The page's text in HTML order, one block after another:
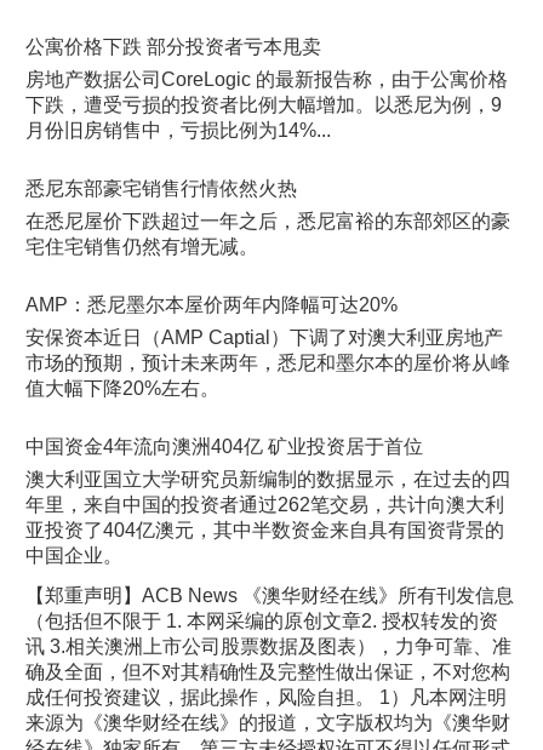
公寓价格下跌 部分投资者亏本甩卖
房地产数据公司CoreLogic 的最新报告称，由于公寓价格
下跌，遭受亏损的投资者比例大幅增加。以悉尼为例，9
月份旧房销售中，亏损比例为14%...
悉尼东部豪宅销售行情依然火热
在悉尼屋价下跌超过一年之后，悉尼富裕的东部郊区的豪
宅住宅销售仍然有增无减。
AMP：悉尼墨尔本屋价两年内降幅可达20%
安保资本近日（AMP Captial）下调了对澳大利亚房地产
市场的预期，预计未来两年，悉尼和墨尔本的屋价将从峰
值大幅下降20%左右。
中国资金4年流向澳洲404亿 矿业投资居于首位
澳大利亚国立大学研究员新编制的数据显示，在过去的四
年里，来自中国的投资者通过262笔交易，共计向澳大利
亚投资了404亿澳元，其中半数资金来自具有国资背景的
中国企业。
【郑重声明】ACB News 《澳华财经在线》所有刊发信息
（包括但不限于 1. 本网采编的原创文章2. 授权转发的资
讯 3.相关澳洲上市公司股票数据及图表），力争可靠、准
确及全面，但不对其精确性及完整性做出保证，不对您构
成任何投资建议，据此操作，风险自担。 1）凡本网注明
来源为《澳华财经在线》的报道，文字版权均为《澳华财